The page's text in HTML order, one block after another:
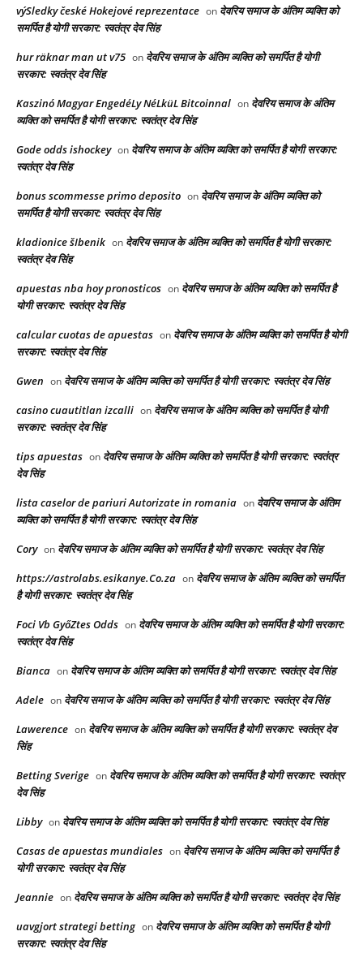
výSledky české Hokejové reprezentace on देवरिय समाज के अंतिम व्यक्ति को
समर्पित है योगी सरकार: स्वतंत्र देव सिंह
hur räknar man ut v75 on देवरिय समाज के अंतिम व्यक्ति को समर्पित है योगी
सरकार: स्वतंत्र देव सिंह
Kaszinó Magyar EngedéLy NéLküL Bitcoinnal on देवरिय समाज के अंतिम
व्यक्ति को समर्पित है योगी सरकार: स्वतंत्र देव सिंह
Gode odds ishockey on देवरिय समाज के अंतिम व्यक्ति को समर्पित है योगी सरकार:
स्वतंत्र देव सिंह
bonus scommesse primo deposito on देवरिय समाज के अंतिम व्यक्ति को
समर्पित है योगी सरकार: स्वतंत्र देव सिंह
kladionice šIbenik on देवरिय समाज के अंतिम व्यक्ति को समर्पित है योगी सरकार:
स्वतंत्र देव सिंह
apuestas nba hoy pronosticos on देवरिय समाज के अंतिम व्यक्ति को समर्पित है
योगी सरकार: स्वतंत्र देव सिंह
calcular cuotas de apuestas on देवरिय समाज के अंतिम व्यक्ति को समर्पित है योगी
सरकार: स्वतंत्र देव सिंह
Gwen on देवरिय समाज के अंतिम व्यक्ति को समर्पित है योगी सरकार: स्वतंत्र देव सिंह
casino cuautitlan izcalli on देवरिय समाज के अंतिम व्यक्ति को समर्पित है योगी
सरकार: स्वतंत्र देव सिंह
tips apuestas on देवरिय समाज के अंतिम व्यक्ति को समर्पित है योगी सरकार: स्वतंत्र
देव सिंह
lista caselor de pariuri Autorizate in romania on देवरिय समाज के अंतिम
व्यक्ति को समर्पित है योगी सरकार: स्वतंत्र देव सिंह
Cory on देवरिय समाज के अंतिम व्यक्ति को समर्पित है योगी सरकार: स्वतंत्र देव सिंह
https://astrolabs.esikanye.Co.za on देवरिय समाज के अंतिम व्यक्ति को समर्पित
है योगी सरकार: स्वतंत्र देव सिंह
Foci Vb GyőZtes Odds on देवरिय समाज के अंतिम व्यक्ति को समर्पित है योगी सरकार:
स्वतंत्र देव सिंह
Bianca on देवरिय समाज के अंतिम व्यक्ति को समर्पित है योगी सरकार: स्वतंत्र देव सिंह
Adele on देवरिय समाज के अंतिम व्यक्ति को समर्पित है योगी सरकार: स्वतंत्र देव सिंह
Lawerence on देवरिय समाज के अंतिम व्यक्ति को समर्पित है योगी सरकार: स्वतंत्र देव
सिंह
Betting Sverige on देवरिय समाज के अंतिम व्यक्ति को समर्पित है योगी सरकार: स्वतंत्र
देव सिंह
Libby on देवरिय समाज के अंतिम व्यक्ति को समर्पित है योगी सरकार: स्वतंत्र देव सिंह
Casas de apuestas mundiales on देवरिय समाज के अंतिम व्यक्ति को समर्पित है
योगी सरकार: स्वतंत्र देव सिंह
Jeannie on देवरिय समाज के अंतिम व्यक्ति को समर्पित है योगी सरकार: स्वतंत्र देव सिंह
uavgjort strategi betting on देवरिय समाज के अंतिम व्यक्ति को समर्पित है योगी
सरकार: स्वतंत्र देव सिंह